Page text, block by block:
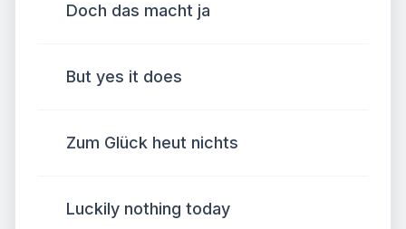
Doch das macht ja
But yes it does
Zum Glück heut nichts
Luckily nothing today